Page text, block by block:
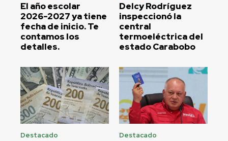
El año escolar
2026-2027 ya tiene
fecha de inicio. Te
contamos los
detalles.
Delcy Rodríguez
inspeccionó la
central
termoeléctrica del
estado Carabobo
Destacado Destacado